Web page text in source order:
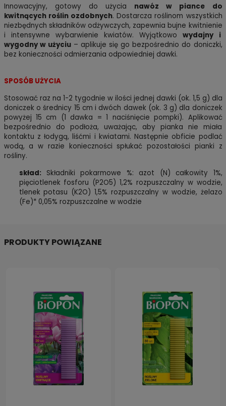
Innowacyjny, gotowy do użycia nawóz w piance do
kwitnących roślin ozdobnych. Dostarcza roślinom wszystkich
niezbędnych składników odżywczych, zapewnia bujne kwitnienie
i intensywne wybarwienie kwiatów. Wyjątkowowydajny i
wygodny w użyciu– aplikuje się go bezpośrednio do doniczki,
bez konieczności odmierzania odpowiedniej dawki.
SPOSÓB UŻYCIA
Stosować raz na 1-2 tygodnie w ilości jednej dawki (ok. 1,5 g) dla
doniczek o średnicy 15 cm i dwóch dawek (ok. 3 g) dla doniczek
powyżej 15 cm (1 dawka = 1 naciśnięcie pompki). Aplikować
bezpośrednio do podłoża, uważając, aby pianka nie miała
kontaktu z łodygą, liśćmi i kwiatami. Następnie obficie podlać
wodą, a w razie konieczności spłukać pozostałości pianki z
rośliny.
skład: Składniki pokarmowe %: azot (N) całkowity 1%,
pięciotlenek fosforu (P2O5) 1,2% rozpuszczalny w wodzie,
tlenek potasu (K2O) 1,5% rozpuszczalny w wodzie, żelazo
(Fe)* 0,05% rozpuszczalne w wodzie
PRODUKTY POWIĄZANE